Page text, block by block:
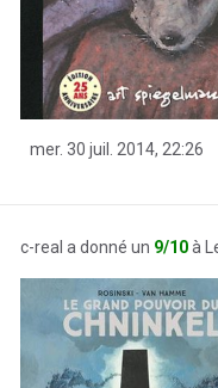
mer. 30 juil. 2014, 22:26
c-real a donné un 9/10à